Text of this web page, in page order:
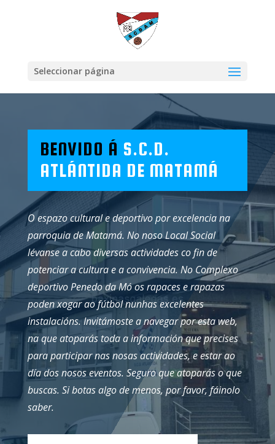
Seleccionar página
BENVIDO Á S.C.D.
ATLÁNTIDA DE MATAMÁ
O espazo cultural e deportivo por excelencia na
parroquia de Matamá. No noso Local Social
lévanse a cabo diversas actividades co fin de
potenciar a cultura e a convivencia. No Complexo
deportivo Penedo da Mó os rapaces e rapazas
poden xogar ao fútbol nunhas excelentes
instalacións.Invitámoste a navegar por esta web,
na que atoparás toda a información que precises
para participar nas nosas actividades, e estar ao
día dos nosos eventos. Seguro que atoparás o que
buscas. Si botas algo de menos, por favor, fáinolo
saber.